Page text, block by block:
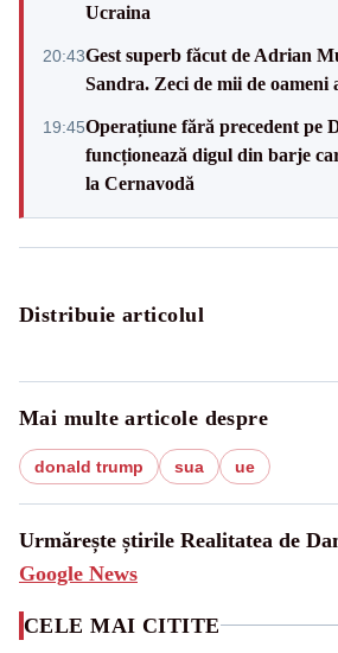
Ucraina
20:43Gest superb făcut de Adrian
Sandra. Zeci de mii de oameni
19:45Operațiune fără precedent pe
funcționează digul din barje
la Cernavodă
Distribuie articolul
Mai multe articole despre
donald trump sua ue
Urmărește știrile Realitatea de
Google News
CELE MAI CITITE